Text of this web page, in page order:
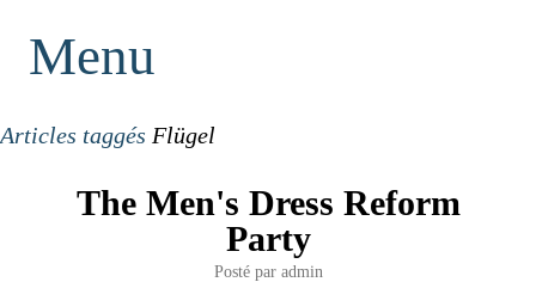
redingote.
Menu
Articles taggés Flügel
The Men's Dress Reform
Party
Posté par admin